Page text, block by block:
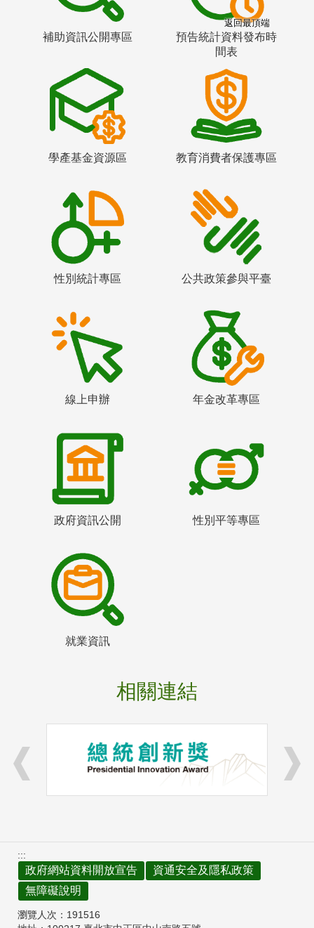
補助資訊公開專區
預告統計資料發布時
間表
學產基金資源區 教育消費者保護專區
性別統計專區 公共政策參與平臺
線上申辦 年金改革專區
政府資訊公開 性別平等專區
就業資訊
相關連結
返回最頂端
:::
政府網站資料開放宣告
資通安全及隱私政策
無障礙說明
瀏覽人次： 191516